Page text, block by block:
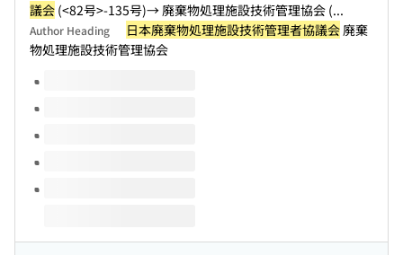
議会 (<82号>-135号)→ 廃棄物処理施設技術管理協会 (...
Author Heading 日本廃棄物処理施設技術管理者協議会廃棄
物処理施設技術管理協会
Volumes of this title